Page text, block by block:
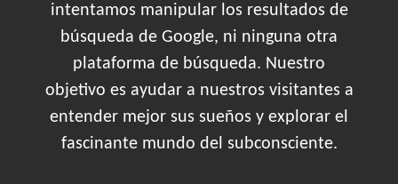
intentamos manipular los resultados de
búsqueda de Google, ni ninguna otra
plataforma de búsqueda. Nuestro
objetivo es ayudar a nuestros visitantes a
entender mejor sus sueños y explorar el
fascinante mundo del subconsciente.